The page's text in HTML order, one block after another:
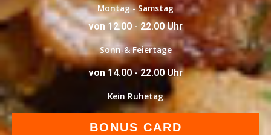
Montag - Samstag
von 12.00 - 22.00 Uhr
Sonn-& Feiertage
von 14.00 - 22.00 Uhr
Kein Ruhetag
BONUS CARD